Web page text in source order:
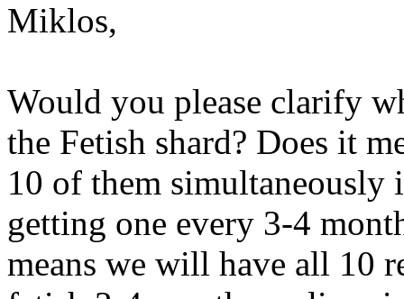
Miklos,
Would you please clarify
the Fetish shard? Does it
10 of them simultaneously
getting one every 3-4
means we will have all 10